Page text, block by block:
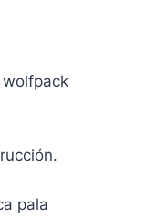
pala